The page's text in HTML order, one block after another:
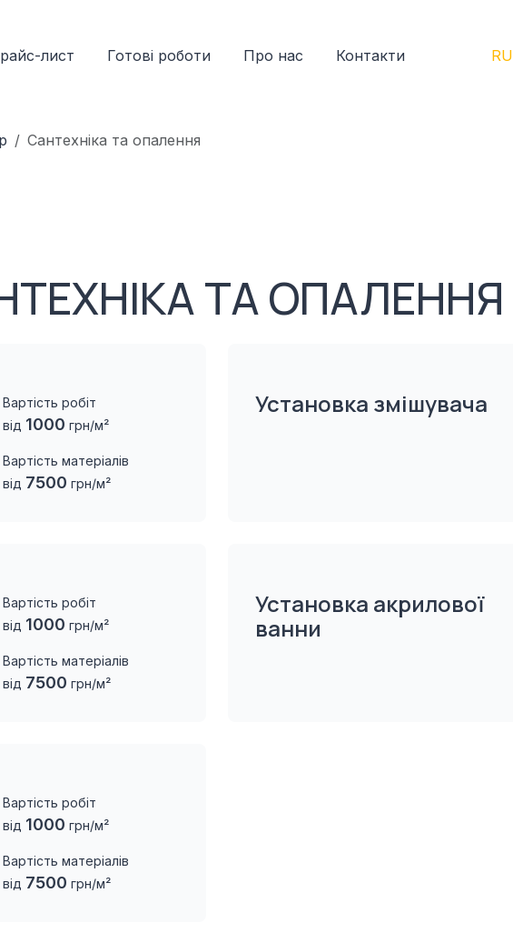
лист Готові роботи Про нас Контакти RU
Сантехніка та опалення
ТА ОПАЛЕННЯ
Вартість робіт
від 1000 грн/м²
Вартість матеріалів
від 7500 грн/м²
Установка змішувача
Вартість робіт
від 1000 грн/м²
Вартість матеріалів
від 7500 грн/м²
Установка акрилової
ванни
Вартість робіт
від 1000 грн/м²
Вартість матеріалів
від 7500 грн/м²